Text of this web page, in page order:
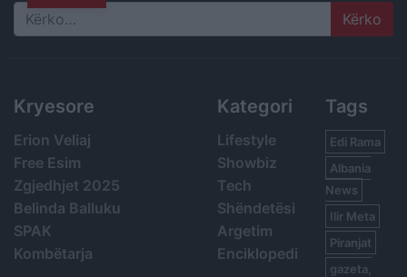
Search
Kryesore
Erion Veliaj
Free Esim
Zgjedhjet 2025
Belinda Balluku
SPAK
Kombëtarja
Kategori
Lifestyle
Showbiz
Tech
Shëndetësi
Argetim
Enciklopedi
Tags
Edi Rama
Albania
News
Ilir Meta
Piranjat
gazeta,